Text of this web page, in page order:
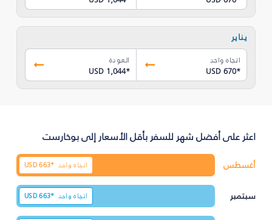
يناير
اتجاه واحد
USD 670*
العودة
USD 1,044*
اعثر على أفضل شهر للسفر بأقل الأسعار إلى بوخارست
أغسطس اتجاه واحد USD663*
سبتمبر اتجاه واحد USD663*